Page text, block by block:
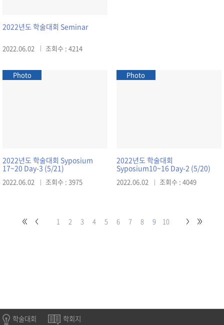
2022년도 학술대회 Seminar
2022.06.02 조회수 : 4214
Photo
2022년도 학술대회 Syposium
17~20 Day-3 (5/21)
2022.06.02 조회수 : 3975
Photo
2022년도 학술대회
Syposium10~16 Day-2 (5/20)
2022.06.02 조회수 : 4049
1 2 3 4 5 6 7 8 9 10
학술대회 학회지